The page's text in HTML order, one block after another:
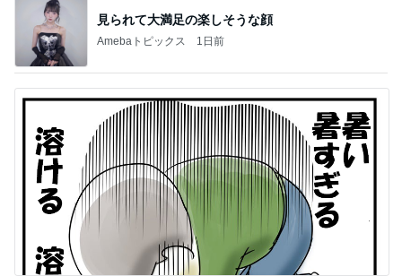
見られて大満足の楽しそうな顔
Amebaトピックス 1日前